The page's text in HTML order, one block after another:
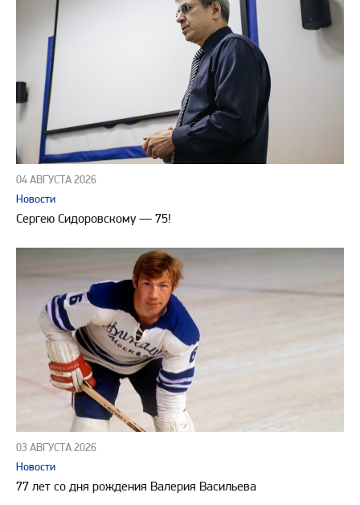
04 АВГУСТА 2026
Новости
Сергею Сидоровскому — 75!
03 АВГУСТА 2026
Новости
77 лет со дня рождения Валерия Васильева